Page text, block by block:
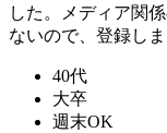
した。メディア関
ないので、登録し
40代
大卒
週末OK